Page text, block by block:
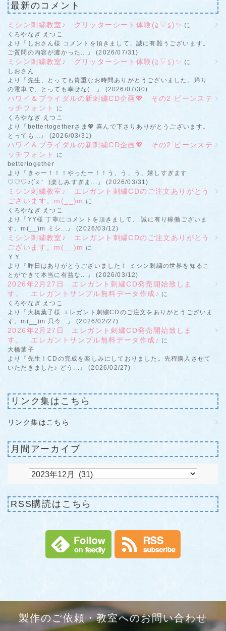
最新のコメント
ミシン刺繍教室♪ グリッターシート体験(≧▽≦)✨ に
くろやなぎ えつこ
より『しおさん様 コメントを頂きまして、誠に有難うございます。
ご質問の内容が濃かった...』 (2026/07/31)
ミシン刺繍教室♪ グリッターシート体験(≧▽≦)✨ に
しおさん
より『先生、とっても貴重なお時間ありがとうございました。帰り
の電車で、とっても幸せな(...』 (2026/07/30)
ハワイ＆ブライダルの新刺繍CD企画💖 その2 ビーンステ
ッチフォント
に
くろやなぎ えつこ
より『bettertogetherさま💖 喜んで下さりありがとうございます。
とっても...』 (2026/03/31)
ハワイ＆ブライダルの新刺繍CD企画💖 その2 ビーンステ
ッチフォント
に
bettertogether
より『きゃー！！！やったー！！う、う、う、嬉しすぎます
♡♡♡♪(´ε｀ )楽しみすぎま...』 (2026/03/31)
ミシン刺繍教室♪ エレガント刺繍CDのご注文ありがとう
ございます。m(__)m に
くろやなぎ えつこ
より『YY様 丁寧にコメントを頂きまして、 誠に有り稼働ございま
す。m(__)m ミシ...』 (2026/03/12)
ミシン刺繍教室♪ エレガント刺繍CDのご注文ありがとう
ございます。m(__)m に
ＹＹ
より『昨日はありがとうございました！ ミシン刺繍の世界を知るこ
とができて本当に有益な...』 (2026/03/12)
2026年2月27日 エレガント刺繍CD発売開始致しま
す。 エレガントサンプル無料データ作成♪ に
くろやなぎ えつこ
より『大橋葉子様 エレガント刺繍CDのご注文をありがとうございま
す。m(__)m 只今...』 (2026/02/27)
2026年2月27日 エレガント刺繍CD発売開始致しま
す。 エレガントサンプル無料データ作成♪ に
大橋葉子
より『先生！CDの完成を楽しみにしておりました。先程購入させて
いただきました♪ どう...』 (2026/02/27)
リンク集はこちら
リンク集はこちら
月間アーカイブ
RSS購読はこちら
製作のご依頼・教室へのお問い合わせ